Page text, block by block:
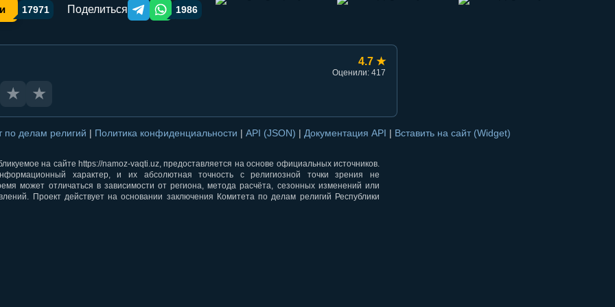
17971 Поделиться Telegram orqali ulashish
WhatsApp orqali ulashish
1986
4.7 ★
Оценили: 417
★ ★
по делам религий | Политика конфиденциальности | API (JSON) | Документация API | Вставить на сайт (Widget)
на сайте https://namoz-vaqti.uz, предоставляется на основе официальных источников.
характер, и их абсолютная точность с религиозной точки зрения не
может отличаться в зависимости от региона, метода расчёта, сезонных изменений или
Проект действует на основании заключения Комитета по делам религий Республики